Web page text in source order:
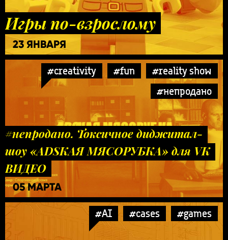
Игры по-взрослому
23 ЯНВАРЯ
#creativity #fun
#reality show
#непродано
#непродано. Токсичное диджитал-
шоу «ADSКАЯ МЯСОРУБКА» для VK
ВИДЕО
05 МАРТА
#AI #cases #games